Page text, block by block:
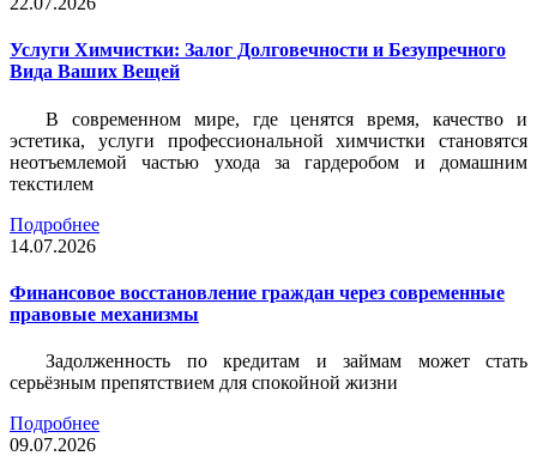
Услуги Химчистки: Залог Долговечности и Безупречного
Вида Ваших Вещей
В современном мире, где ценятся время, качество и
эстетика, услуги профессиональной химчистки становятся
неотъемлемой частью ухода за гардеробом и домашним
текстилем
Подробнее
14.07.2026
Финансовое восстановление граждан через современные
правовые механизмы
Задолженность по кредитам и займам может стать
серьёзным препятствием для спокойной жизни
Подробнее
09.07.2026